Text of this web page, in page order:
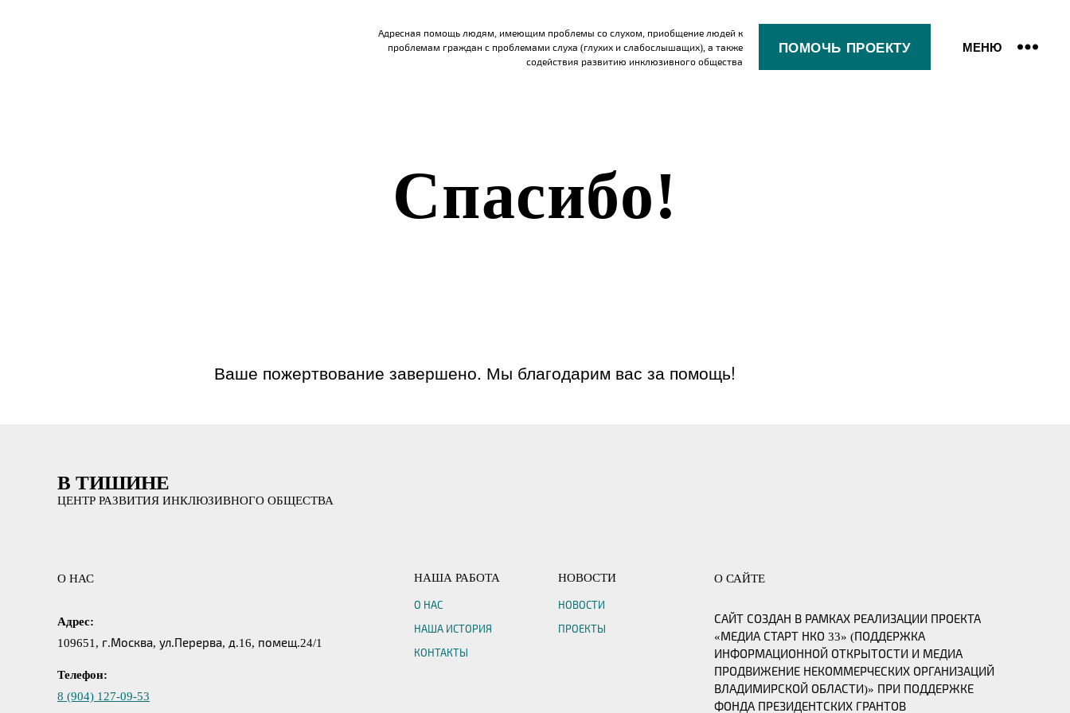
Адресная помощь людям, имеющим проблемы со слухом, приобщение людей к
проблемам граждан с проблемами слуха (глухих и слабослышащих), а также
содействия развитию инклюзивного общества
ПОМОЧЬ ПРОЕКТУ МЕНЮ
Спасибо!
Ваше пожертвование завершено. Мы благодарим вас за помощь!
В ТИШИНЕ
ЦЕНТР РАЗВИТИЯ ИНКЛЮЗИВНОГО ОБЩЕСТВА
О НАС
Адрес:
109651, г.Москва, ул.Перерва, д.16, помещ.24/1
Телефон:
8 (904) 127-09-53
НАША РАБОТА
О НАС
НАША ИСТОРИЯ
КОНТАКТЫ
НОВОСТИ
НОВОСТИ
ПРОЕКТЫ
О САЙТЕ
САЙТ СОЗДАН В РАМКАХ РЕАЛИЗАЦИИ ПРОЕКТА
«МЕДИА СТАРТ НКО 33» (ПОДДЕРЖКА
ИНФОРМАЦИОННОЙ ОТКРЫТОСТИ И МЕДИА
ПРОДВИЖЕНИЕ НЕКОММЕРЧЕСКИХ ОРГАНИЗАЦИЙ
ВЛАДИМИРСКОЙ ОБЛАСТИ)» ПРИ ПОДДЕРЖКЕ
ФОНДА ПРЕЗИДЕНТСКИХ ГРАНТОВ